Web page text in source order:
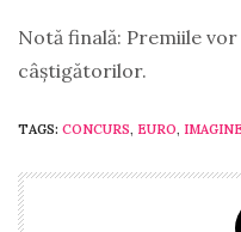
Notă finală: Premiile
câștigătorilor.
TAGS: CONCURS, EURO,